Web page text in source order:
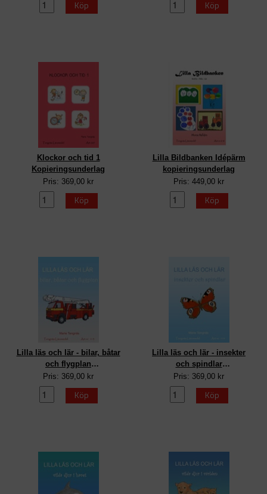
Köp Köp
Klockor och tid 1
Kopieringsunderlag
Pris: 369,00 kr
Köp
Lilla Bildbanken Idépärm
kopieringsunderlag
Pris: 449,00 kr
Köp
Lilla läs och lär - bilar, båtar
och flygplan
Kopieringsunderlag
Pris: 369,00 kr
Köp
Lilla läs och lär - insekter
och spindlar
Kopieringsunderlag
Pris: 369,00 kr
Köp